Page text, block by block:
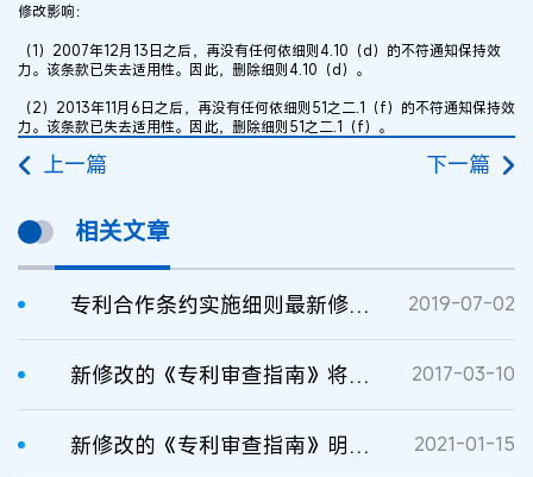
修改影响：
（1）2007年12月13日之后，再没有任何依细则4.10（d）的不符通知保持效
力。该条款已失去适用性。因此，删除细则4.10（d）。
（2）2013年11月6日之后，再没有任何依细则51之二.1（f）的不符通知保持效
力。该条款已失去适用性。因此，删除细则51之二.1（f）。
上一篇 下一篇
相关文章
专利合作条约实施细则最新修改简析 2019-07-02
新修改的《专利审查指南》将于4月1日起施行 修改内容全解读 2017-03-10
新修改的《专利审查指南》明天施行，相关修改解读来了！ 2021-01-15